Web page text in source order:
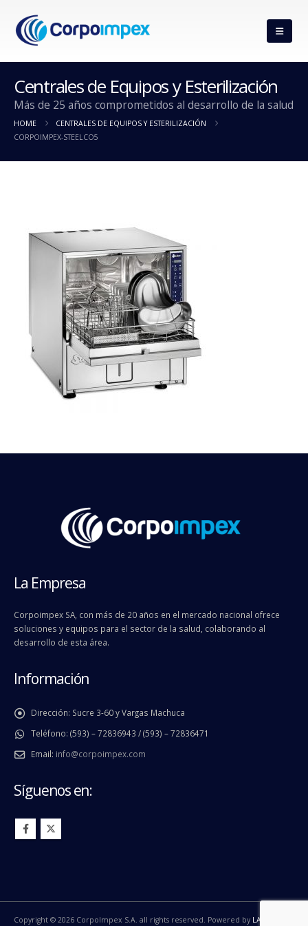
Centrales de Equipos y Esterilización
Más de 25 años comprometidos al desarrollo de la salud
HOME
CENTRALES DE EQUIPOS Y ESTERILIZACIÓN
CORPOIMPEX-STEELCO5
La Empresa
Corpoimpex SA, con más de 20 años en el mercado nacional ofrece
soluciones y equipos para el sector de la salud, colaborando al
desarrollo de esta área.
Información
Dirección: Sucre 3-60 y Vargas Machuca
Teléfono: (593) – 72836943 / (593) – 72836471
Email: info@corpoimpex.com
Síguenos en:
Copyright © 2026 CorpoImpex S.A. all rights reserved. Powered by LA